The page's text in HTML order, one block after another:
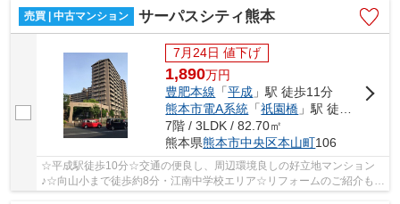
売買 | 中古マンション
サーパスシティ熊本
7月24日 値下げ
1,890万円
豊肥本線 「平成 」駅 徒歩11分
熊本市電A系統 「祇園橋 」駅 徒歩17分
7階 / 3LDK / 82.70㎡
熊本県熊本市中央区本山町106
☆平成駅徒歩10分☆交通の便良し、周辺環境良しの好立地マンション
♪☆向山小まで徒歩約8分・江南中学校エリア☆リフォームのご紹介も可